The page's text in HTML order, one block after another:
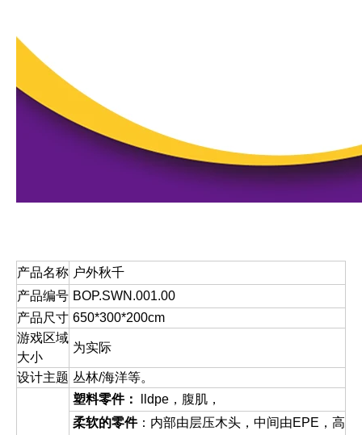
产品名称 户外秋千
产品编号 BOP.SWN.001.00
产品尺寸 650*300*200cm
游戏区域
大小
为实际
设计主题 丛林/海洋等。
塑料零件：
lldpe，腹肌，
柔软的零件：内部由层压木头，中间由EPE，高